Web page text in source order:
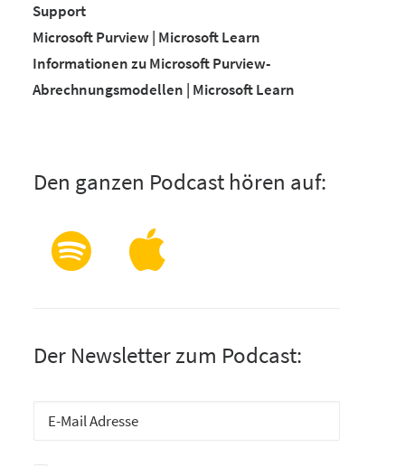
Support
Microsoft Purview | Microsoft Learn
Informationen zu Microsoft Purview-
Abrechnungsmodellen | Microsoft Learn
Den ganzen Podcast hören auf:
Der Newsletter zum Podcast: